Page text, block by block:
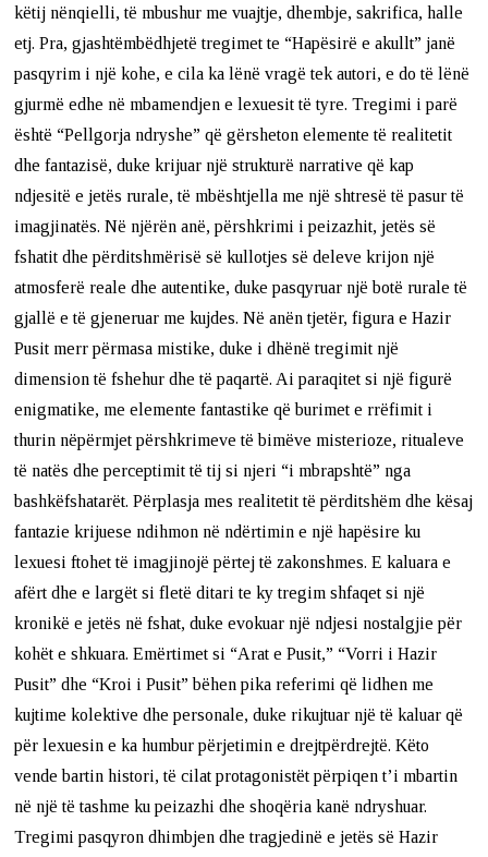
këtij nënqielli, të mbushur me vuajtje, dhembje, sakrifica, halle
etj. Pra, gjashtëmbëdhjetë tregimet te “Hapësirë e akullt” janë
pasqyrim i një kohe, e cila ka lënë vragë tek autori, e do të lënë
gjurmë edhe në mbamendjen e lexuesit të tyre. Tregimi i parë
është “Pellgorja ndryshe” që gërsheton elemente të realitetit
dhe fantazisë, duke krijuar një strukturë narrative që kap
ndjesitë e jetës rurale, të mbështjella me një shtresë të pasur të
imagjinatës. Në njërën anë, përshkrimi i peizazhit, jetës së
fshatit dhe përditshmërisë së kullotjes së deleve krijon një
atmosferë reale dhe autentike, duke pasqyruar një botë rurale të
gjallë e të gjeneruar me kujdes. Në anën tjetër, figura e Hazir
Pusit merr përmasa mistike, duke i dhënë tregimit një
dimension të fshehur dhe të paqartë. Ai paraqitet si një figurë
enigmatike, me elemente fantastike që burimet e rrëfimit i
thurin nëpërmjet përshkrimeve të bimëve misterioze, ritualeve
të natës dhe perceptimit të tij si njeri “i mbrapshtë” nga
bashkëfshatarët. Përplasja mes realitetit të përditshëm dhe kësaj
fantazie krijuese ndihmon në ndërtimin e një hapësire ku
lexuesi ftohet të imagjinojë përtej të zakonshmes. E kaluara e
afërt dhe e largët si fletë ditari te ky tregim shfaqet si një
kronikë e jetës në fshat, duke evokuar një ndjesi nostalgjie për
kohët e shkuara. Emërtimet si “Arat e Pusit,” “Vorri i Hazir
Pusit” dhe “Kroi i Pusit” bëhen pika referimi që lidhen me
kujtime kolektive dhe personale, duke rikujtuar një të kaluar që
për lexuesin e ka humbur përjetimin e drejtpërdrejtë. Këto
vende bartin histori, të cilat protagonistët përpiqen t’i mbartin
në një të tashme ku peizazhi dhe shoqëria kanë ndryshuar.
Tregimi pasqyron dhimbjen dhe tragjedinë e jetës së Hazir